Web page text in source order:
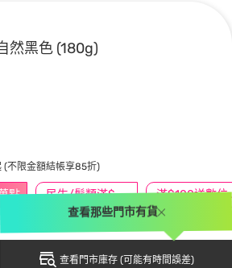
然黑色 (180g)
點 民生/髮類滿$388送舒潔冰巾 滿
(不限金額結帳享85折)
查看門市庫存 (可能有時間誤差)
查看那些門市有貨